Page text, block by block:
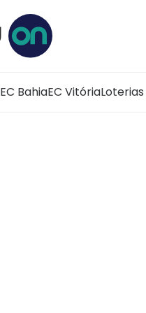
EC BahiaEC VitóriaLoterias